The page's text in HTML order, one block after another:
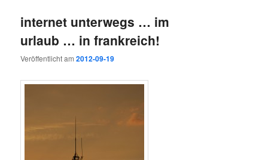
internet unterwegs … im
urlaub … in frankreich!
Veröffentlicht am2012-09-19